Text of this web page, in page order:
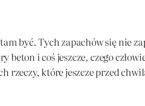
być. Tych zapachów się nie
i coś jeszcze, czego
rzeczy, które jeszcze przed